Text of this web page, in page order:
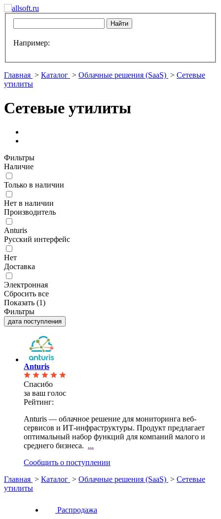
Например:
Главная > Каталог > Облачные решения (SaaS) > Сетевые
утилиты
Сетевые утилиты
Фильтры
Наличие
Только в наличии
Нет в наличии
Производитель
Anturis
Русский интерфейс
Нет
Доставка
Электронная
Сбросить все
Показать (1)
Фильтры
дата поступления
Anturis
Спасибо
за ваш голос
Рейтинг:
Anturis — облачное решение для мониторинга веб-
сервисов и ИТ-инфраструктуры. Продукт предлагает
оптимальный набор функций для компаний малого и
среднего бизнеса. ...
Сообщить о поступлении
Главная > Каталог > Облачные решения (SaaS) > Сетевые
утилиты
Распродажа